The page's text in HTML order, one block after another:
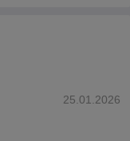
25.01.2026